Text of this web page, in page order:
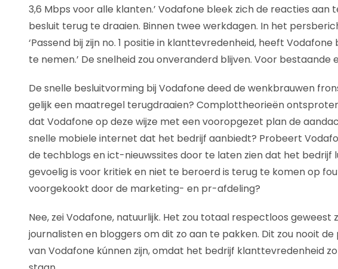
3,6 Mbps voor alle klanten.’ Vodafone bleek zich de reacties aan
besluit terug te draaien. Binnen twee werkdagen. In het
‘Passend bij zijn no. 1 positie in klanttevredenheid, heeft
te nemen.’ De snelheid zou onveranderd blijven. Voor bestaande
De snelle besluitvorming bij Vodafone deed de wenkbrauwen
gelijk een maatregel terugdraaien? Complottheorieën
dat Vodafone op deze wijze met een vooropgezet plan de
snelle mobiele internet dat het bedrijf aanbiedt? Probeert
de techblogs en ict-nieuwssites door te laten zien dat het bedrijf
gevoelig is voor kritiek en niet te beroerd is terug te komen op
voorgekookt door de marketing- en pr-afdeling?
Nee, zei Vodafone, natuurlijk. Het zou totaal respectloos geweest
journalisten en bloggers om dit zo aan te pakken. Dit zou nooit
van Vodafone kúnnen zijn, omdat het bedrijf klanttevredenheid